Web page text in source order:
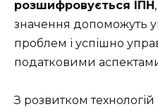
розшифровується ІПН
значення допоможуть
проблем і успішно
податковими аспектами
З розвитком